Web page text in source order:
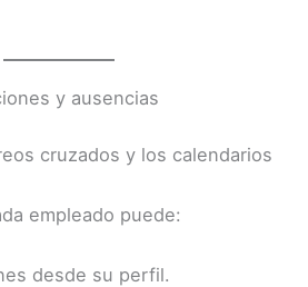
y ausencias
cruzados y los calendarios
empleado puede:
desde su perfil.